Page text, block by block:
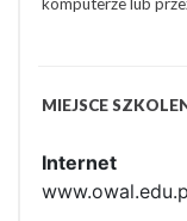
MIEJSCE
Internet